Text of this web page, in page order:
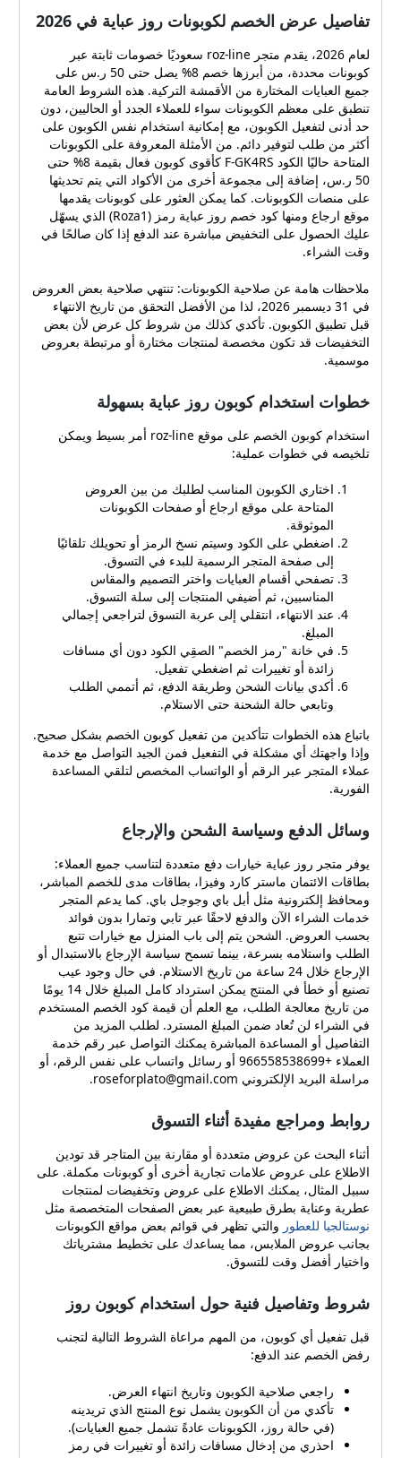
أبل باي وجوجل باي، بالإضافة
إلى خدمات الشراء الآن والدفع
لاحقًا مثل تابي وتمارا. دعم
سريع للشحن والتوصيل إلى
باب المنزل وخيارات إرجاع
واستبدال واضحة تطمئن
المشتريات عبر الإنترنت.
تفاصيل عرض الخصم لكوبونات
روز عباية في 2026 لعام
2026، يقدم متجر roz-line
سعوديًا خصومات ثابتة عبر
كوبونات محددة، من أبرزها
من الأقمشة التركية. هذه
الشروط العامة تنطبق على
معظم الكوبونات سواء للعملاء
الجدد أو الحاليين، دون حد أدنى
لتفعيل الكوبون، مع إمكانية
أكثر من طلب لتوفير دائم. من
الكوبونات المتاحة حاليًا الكود
F-GK4RS كأقوى كوبون فعال
إضافة إلى مجموعة أخرى من
الأكواد التي يتم تحديثها على
منصات الكوبونات. كما يمكن
العثور على كوبونات يقدمها
موقع ارجاع ومنها كود خصم
روز عباية رمز (Roza1) الذي
يسهّل عليك الحصول على
التخفيض مباشرة عند الدفع إذا
كان صالحًا في وقت الشراء.
ملاحظات هامة عن صلاحية
الكوبونات: تنتهي صلاحية بعض
العروض في 31 ديسمبر 2026،
لذا من الأفضل التحقق من
تاريخ الانتهاء قبل تطبيق
الكوبون. تأكدي كذلك من
شروط كل عرض لأن بعض
التخفيضات قد تكون مخصصة
بعروض موسمية. خطوات
استخدام كوبون روز عباية
بسهولة استخدام كوبون الخصم
على موقع roz-line أمر بسيط
ويمكن تلخيصه في خطوات
عملية: اختاري الكوبون
المناسب لطلبك من بين
العروض المتاحة على موقع
ارجاع أو صفحات الكوبونات
الموثوقة. اضغطي على الكود
وسيتم نسخ الرمز أو تحويلك
تلقائيًا إلى صفحة المتجر
الرسمية للبدء في التسوق.
تصفحي أقسام العبايات واختر
ثم أضيفي المنتجات إلى سلة
إلى عربة التسوق لتراجعي
إجمالي المبلغ. في خانة "رمز
الخصم" الصقِي الكود دون أي
مسافات زائدة أو تغييرات ثم
اضغطي تفعيل. أكدي بيانات
الشحن وطريقة الدفع، ثم
أتممي الطلب وتابعي حالة
هذه الخطوات تتأكدين من
تفعيل كوبون الخصم بشكل
صحيح. وإذا واجهتك أي مشكلة
في التفعيل فمن الجيد التواصل
مع خدمة عملاء المتجر عبر
الرقم أو الواتساب المخصص
لتلقي المساعدة الفورية.
وسائل الدفع وسياسة الشحن
تفاصيل عرض الخصم لكوبونات روز عباية في 2026
لعام 2026، يقدم متجر roz-line سعوديًا خصومات ثابتة عبر
كوبونات محددة، من أبرزها خصم 8% يصل حتى 50 ر.س على
جميع العبايات المختارة من الأقمشة التركية. هذه الشروط العامة
تنطبق على معظم الكوبونات سواء للعملاء الجدد أو الحاليين، دون
حد أدنى لتفعيل الكوبون، مع إمكانية استخدام نفس الكوبون على
أكثر من طلب لتوفير دائم. من الأمثلة المعروفة على الكوبونات
المتاحة حاليًا الكود F-GK4RS كأقوى كوبون فعال بقيمة 8% حتى
50 ر.س، إضافة إلى مجموعة أخرى من الأكواد التي يتم تحديثها
على منصات الكوبونات. كما يمكن العثور على كوبونات يقدمها
موقع ارجاع ومنها كود خصم روز عباية رمز (Roza1) الذي يسهّل
عليك الحصول على التخفيض مباشرة عند الدفع إذا كان صالحًا في
وقت الشراء.
ملاحظات هامة عن صلاحية الكوبونات: تنتهي صلاحية بعض العروض
في 31 ديسمبر 2026، لذا من الأفضل التحقق من تاريخ الانتهاء
قبل تطبيق الكوبون. تأكدي كذلك من شروط كل عرض لأن بعض
التخفيضات قد تكون مخصصة لمنتجات مختارة أو مرتبطة بعروض
موسمية.
خطوات استخدام كوبون روز عباية بسهولة
استخدام كوبون الخصم على موقع roz-line أمر بسيط ويمكن
تلخيصه في خطوات عملية:
اختاري الكوبون المناسب لطلبك من بين العروض
المتاحة على موقع ارجاع أو صفحات الكوبونات
الموثوقة.
اضغطي على الكود وسيتم نسخ الرمز أو تحويلك تلقائيًا
إلى صفحة المتجر الرسمية للبدء في التسوق.
تصفحي أقسام العبايات واختر التصميم والمقاس
المناسبين، ثم أضيفي المنتجات إلى سلة التسوق.
عند الانتهاء، انتقلي إلى عربة التسوق لتراجعي إجمالي
المبلغ.
في خانة "رمز الخصم" الصقِي الكود دون أي مسافات
زائدة أو تغييرات ثم اضغطي تفعيل.
أكدي بيانات الشحن وطريقة الدفع، ثم أتممي الطلب
وتابعي حالة الشحنة حتى الاستلام.
باتباع هذه الخطوات تتأكدين من تفعيل كوبون الخصم بشكل صحيح.
وإذا واجهتك أي مشكلة في التفعيل فمن الجيد التواصل مع خدمة
عملاء المتجر عبر الرقم أو الواتساب المخصص لتلقي المساعدة
الفورية.
وسائل الدفع وسياسة الشحن والإرجاع
يوفر متجر روز عباية خيارات دفع متعددة لتناسب جميع العملاء:
بطاقات الائتمان ماستر كارد وفيزا، بطاقات مدى للخصم المباشر،
ومحافظ إلكترونية مثل أبل باي وجوجل باي. كما يدعم المتجر
خدمات الشراء الآن والدفع لاحقًا عبر تابي وتمارا بدون فوائد
بحسب العروض. الشحن يتم إلى باب المنزل مع خيارات تتبع
الطلب واستلامه بسرعة، بينما تسمح سياسة الإرجاع بالاستبدال أو
الإرجاع خلال 24 ساعة من تاريخ الاستلام. في حال وجود عيب
تصنيع أو خطأ في المنتج يمكن استرداد كامل المبلغ خلال 14 يومًا
من تاريخ معالجة الطلب، مع العلم أن قيمة كود الخصم المستخدم
في الشراء لن تُعاد ضمن المبلغ المسترد. لطلب المزيد من
التفاصيل أو المساعدة المباشرة يمكنك التواصل عبر رقم خدمة
العملاء +966558538699 أو رسائل واتساب على نفس الرقم، أو
مراسلة البريد الإلكتروني roseforplato@gmail.com
.
روابط ومراجع مفيدة أثناء التسوق
أثناء البحث عن عروض متعددة أو مقارنة بين المتاجر قد تودين
الاطلاع على عروض علامات تجارية أخرى أو كوبونات مكملة. على
سبيل المثال، يمكنك الاطلاع على عروض وتخفيضات لمنتجات
عطرية وعناية بطرق طبيعية عبر بعض الصفحات المتخصصة مثل
نوستالجيا للعطور والتي تظهر في قوائم بعض مواقع الكوبونات
بجانب عروض الملابس، مما يساعدك على تخطيط مشترياتك
واختيار أفضل وقت للتسوق.
شروط وتفاصيل فنية حول استخدام كوبون روز
قبل تفعيل أي كوبون، من المهم مراعاة الشروط التالية لتجنب
رفض الخصم عند الدفع:
راجعي صلاحية الكوبون وتاريخ انتهاء العرض.
تأكدي من أن الكوبون يشمل نوع المنتج الذي تريدينه
(في حالة روز، الكوبونات عادةً تشمل جميع العبايات).
احذري من إدخال مسافات زائدة أو تغييرات في رمز